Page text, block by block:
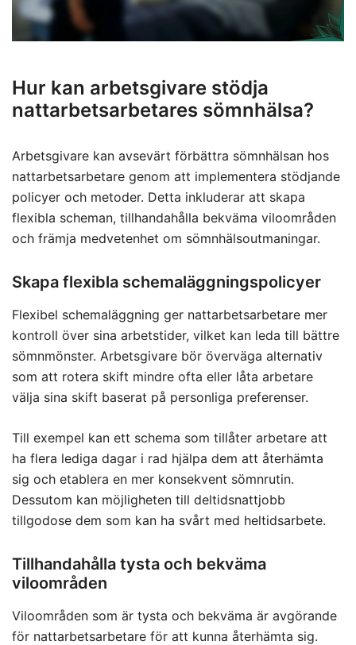
Hur kan arbetsgivare stödja
nattarbetsarbetares sömnhälsa?
Arbetsgivare kan avsevärt förbättra sömnhälsan hos
nattarbetsarbetare genom att implementera stödjande
policyer och metoder. Detta inkluderar att skapa
flexibla scheman, tillhandahålla bekväma viloområden
och främja medvetenhet om sömnhälsoutmaningar.
Skapa flexibla schemaläggningspolicyer
Flexibel schemaläggning ger nattarbetsarbetare mer
kontroll över sina arbetstider, vilket kan leda till bättre
sömnmönster. Arbetsgivare bör överväga alternativ
som att rotera skift mindre ofta eller låta arbetare
välja sina skift baserat på personliga preferenser.
Till exempel kan ett schema som tillåter arbetare att
ha flera lediga dagar i rad hjälpa dem att återhämta
sig och etablera en mer konsekvent sömnrutin.
Dessutom kan möjligheten till deltidsnattjobb
tillgodose dem som kan ha svårt med heltidsarbete.
Tillhandahålla tysta och bekväma
viloområden
Viloområden som är tysta och bekväma är avgörande
för nattarbetsarbetare för att kunna återhämta sig.